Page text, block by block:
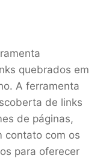
quebrados em
A ferramenta
de links
de páginas,
contato com os
para oferecer